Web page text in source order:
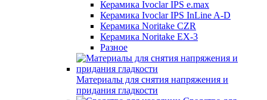
Керамика Ivoclar IPS e.max
Керамика Ivoclar IPS InLine A-D
Керамика Noritake CZR
Керамика Noritake EX-3
Разное
Материалы для снятия напряжения и
придания гладкости